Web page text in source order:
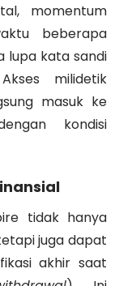
momentum
beberapa
lupa kata sandi
milidetik
masuk ke
kondisi
tidak hanya
juga dapat
akhir saat